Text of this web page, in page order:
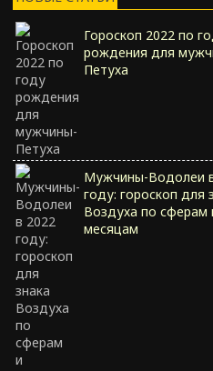
Гороскоп 2022 по
рождения для
Петуха
Мужчины-Водолеи
году: гороскоп для
Воздуха по сферам
месяцам